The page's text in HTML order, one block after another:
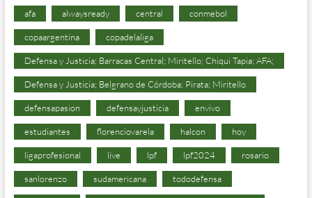
afa alwaysready central conmebol
copaargentina copadelaliga
Defensa y Justicia; Barracas Central; Miritello; Chiqui Tapia; AFA;
Defensa y Justicia; Belgrano de Córdoba; Pirata; Miritello
defensapasion defensayjusticia envivo
estudiantes florenciovarela halcon hoy
ligaprofesional live lpf lpf2024 rosario
sanlorenzo sudamericana tododefensa